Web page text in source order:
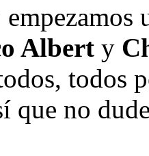
Albert y
todos
que no